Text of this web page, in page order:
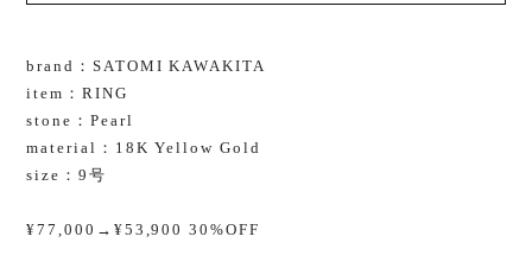
brand：SATOMI KAWAKITA
item：RING
stone：Pearl
material：18K Yellow Gold
size：9号
¥77,000→¥53,900 30%OFF